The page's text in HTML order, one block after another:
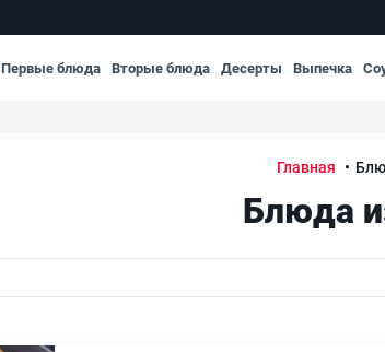
Первые блюда Вторые блюда Десерты Выпечка
Главная
Блюда